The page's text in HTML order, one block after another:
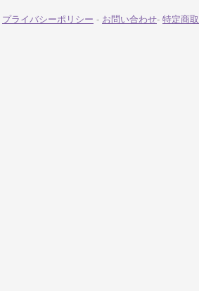
プライバシーポリシー - お問い合わせ- 特定商